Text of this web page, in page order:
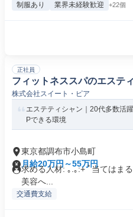
制服あり 業界未経験歓迎 +22個
正社員
フィットネススパのエステ
株式会社スイート・ピア
エステティシャン｜20代多数活
Pできる環境
東京都調布市小島町
月給20万円～55万円
求める人材: ｡.｡:+ ﾟ当てはま
美容へ...
交通費支給